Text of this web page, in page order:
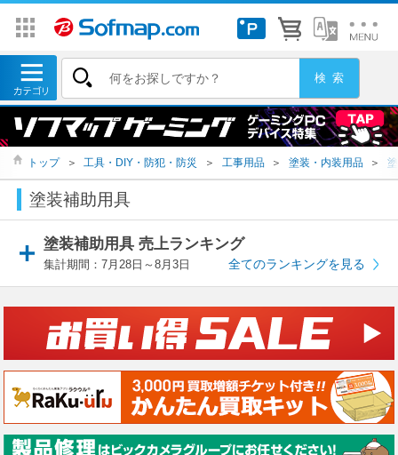
トップ ＞ 工具・DIY・防犯・防災 ＞ 工事用品 ＞ 塗装・内装用品 ＞
塗装補助用具
塗装補助用具 売上ランキング
集計期間：7月28日～8月3日 全てのランキングを見る